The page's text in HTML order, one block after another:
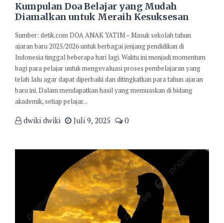
Kumpulan Doa Belajar yang Mudah
Diamalkan untuk Meraih Kesuksesan
Sumber: detik.com DOA ANAK YATIM – Masuk sekolah tahun
ajaran baru 2025/2026 untuk berbagai jenjang pendidikan di
Indonesia tinggal beberapa hari lagi. Waktu ini menjadi momentum
bagi para pelajar untuk mengevaluasi proses pembelajaran yang
telah lalu agar dapat diperbaiki dan ditingkatkan para tahun ajaran
baru ini. Dalam mendapatkan hasil yang memuaskan di bidang
akademik, setiap pelajar...
dwiki dwiki Juli 9, 2025 0